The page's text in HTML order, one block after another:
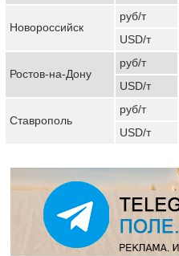
Новороссийск
руб/т
USD/т
Ростов-на-Дону
руб/т
USD/т
Ставрополь
руб/т
USD/т